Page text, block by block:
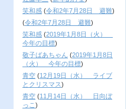
笑和感 (令和2年7月28日 避難)
(令和2年7月28日 避難)
笑和感 (2019年1月8日（火）
今年の目標)
敬子ばあちゃん (2019年1月8日
（火） 今年の目標)
青空 (12月19日（水） ライブ
とクリスマス)
青空 (11月14日（水） 日向ぼ
っこ )